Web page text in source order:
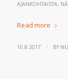
AJANKOHTAISTA,
Read more
10.8.2017 / BY